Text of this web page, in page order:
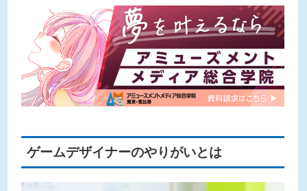
ゲームデザイナーのやりがいとは